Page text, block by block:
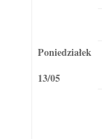
Poniedziałek
13/05